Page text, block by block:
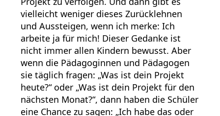
vielleicht weniger dieses Zurücklehnen
und Aussteigen, wenn ich merke: Ich
arbeite ja für mich! Dieser Gedanke ist
nicht immer allen Kindern bewusst. Aber
wenn die Pädagoginnen und Pädagogen
sie täglich fragen: „Was ist dein Projekt
heute?“ oder „Was ist dein Projekt für den
nächsten Monat?“, dann haben die Schüler
eine Chance zu sagen: „Ich habe das oder